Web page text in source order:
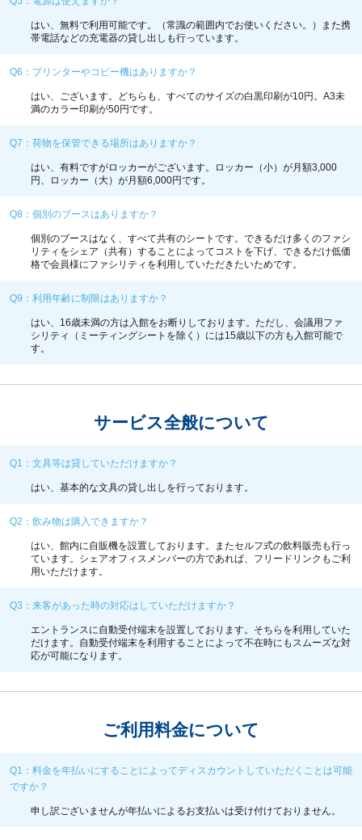
はい、無料で利用可能です。（常識の範囲内でお使いください。）また携
帯電話などの充電器の貸し出しも行っています。
Q6：プリンターやコピー機はありますか？
はい、ございます。どちらも、すべてのサイズの白黒印刷が10円。A3未
満のカラー印刷が50円です。
Q7：荷物を保管できる場所はありますか？
はい、有料ですがロッカーがございます。ロッカー（小）が月額3,000
円、ロッカー（大）が月額6,000円です。
Q8：個別のブースはありますか？
個別のブースはなく、すべて共有のシートです。できるだけ多くのファシ
リティをシェア（共有）することによってコストを下げ、できるだけ低価
格で会員様にファシリティを利用していただきたいためです。
Q9：利用年齢に制限はありますか？
はい、16歳未満の方は入館をお断りしております。ただし、会議用ファ
シリティ（ミーティングシートを除く）には15歳以下の方も入館可能で
す。
サービス全般について
Q1：文具等は貸していただけますか？
はい、基本的な文具の貸し出しを行っております。
Q2：飲み物は購入できますか？
はい、館内に自販機を設置しております。またセルフ式の飲料販売も行っ
ています。 シェアオフィスメンバーの方であれば、フリードリンクもご利
用いただけます。
Q3：来客があった時の対応はしていただけますか？
エントランスに自動受付端末を設置しております。そちらを利用していた
だけます。自動受付端末を利用することによって不在時にもスムーズな対
応が可能になります。
ご利用料金について
Q1：料金を年払いにすることによってディスカウントしていただくことは可能
ですか？
申し訳ございませんが年払いによるお支払いは受け付けておりません。